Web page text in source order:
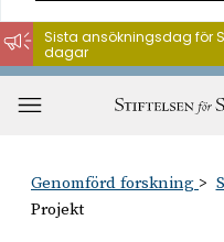
Hoppa
till
innehåll
Sista ansökningsdag för
dagar
Genomförd forskning
Projekt